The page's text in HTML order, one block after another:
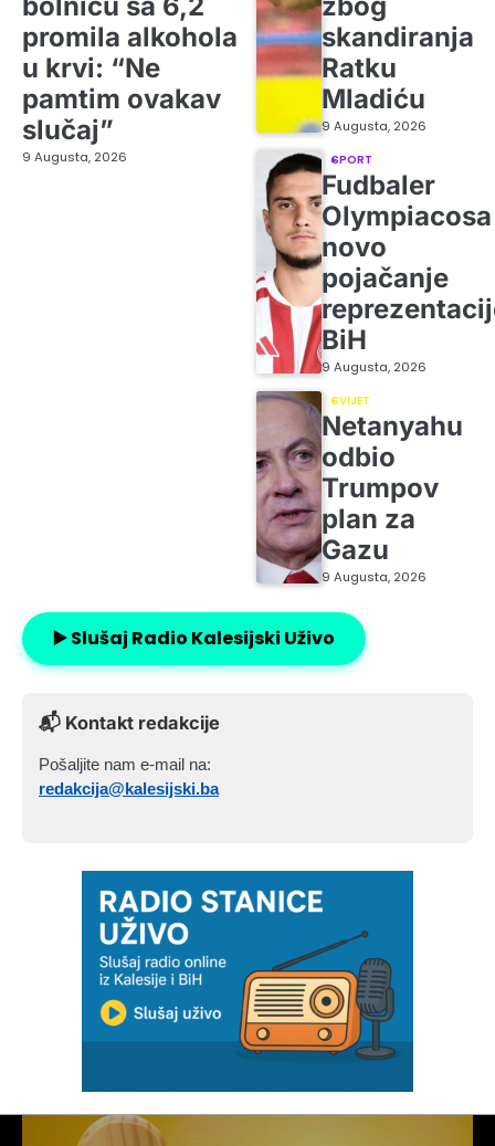
promila alkohola
u krvi: “Ne
pamtim ovakav
slučaj”
9 Augusta, 2026
skandiranja
Ratku
Mladiću
9 Augusta, 2026
SPORT
Fudbaler
Olympiacosa
novo
pojačanje
BiH
9 Augusta, 2026
SVIJET
Netanyahu
odbio
Trumpov
plan za
Gazu
9 Augusta, 2026
▶️ Slušaj Radio Kalesijski Uživo
📬 Kontakt redakcije
Pošaljite nam e-mail na:
redakcija@kalesijski.ba